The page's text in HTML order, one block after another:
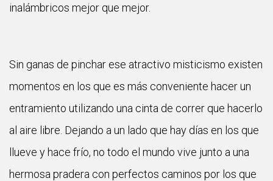
inalámbricos mejor que mejor.
Sin ganas de pinchar ese atractivo misticismo existen
momentos en los que es más conveniente hacer un
entramiento utilizando una cinta de correr que hacerlo
al aire libre. Dejando a un lado que hay días en los que
llueve y hace frío, no todo el mundo vive junto a una
hermosa pradera con perfectos caminos por los que